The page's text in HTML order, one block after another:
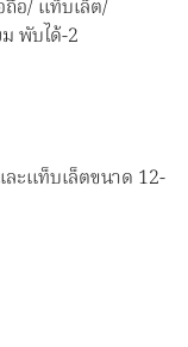
อ/ แท็บเล็ต/
พับได้-2
ะแท็บเล็ตขนาด 12-